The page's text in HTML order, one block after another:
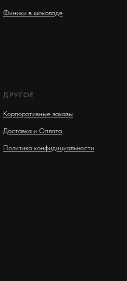
Финики в шоколаде
ДРУГОЕ
Корпоративные заказы
Доставка и Оплата
Политика конфидициальности